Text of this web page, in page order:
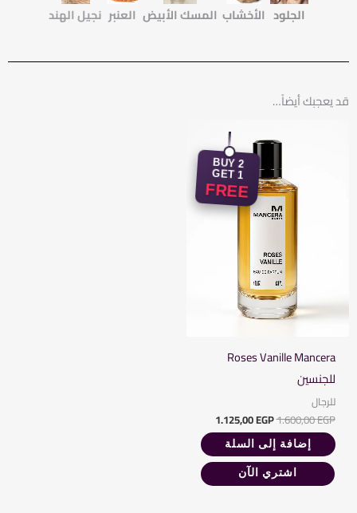
الجلود الأخشاب المسك الأبيض العنبر نجيل الهند
قد يعجبك أيضاً…
BUY 2
GET 1
FREE
Roses Vanille Mancera
للجنسين
للرجال
1.600,00EGP
الأصلي
هو:
1.600,00 EGP.
1.125,00EGP
هو:
1.125,00 EGP.
إضافة إلى السلة
اشتري الآن